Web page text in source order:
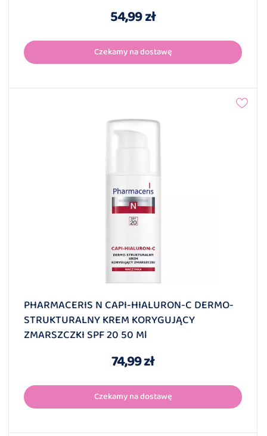
54,99 zł
Czekamy na dostawę
PHARMACERIS N CAPI-HIALURON-C DERMO-
STRUKTURALNY KREM KORYGUJĄCY
ZMARSZCZKI SPF 20 50 Ml
74,99 zł
Czekamy na dostawę